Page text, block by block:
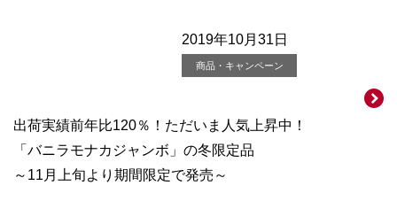
2019年10月31日
商品・キャンペーン
出荷実績前年比120％！ただいま人気上昇中！
「バニラモナカジャンボ」の冬限定品
～11月上旬より期間限定で発売～